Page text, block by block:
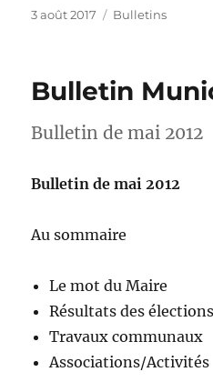
Publié
3 août 2017 Catégories
Bulletins
Bulletin
Bulletin de mai 2012
Bulletin de mai 2012
Au sommaire
Le mot du Maire
Résultats des élections
Travaux communaux
Associations/Activités